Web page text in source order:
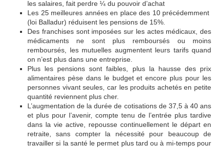
les salaires, fait perdre ¼ du pouvoir d’achat
Les 25 meilleures années en place des 10 précédemment
(loi Balladur) réduisent les pensions de 15%.
Des franchises sont imposées sur les actes médicaux, des
médicaments ne sont plus remboursés ou moins
remboursés, les mutuelles augmentent leurs tarifs quand
on n’est plus dans une entreprise.
Plus les pensions sont faibles, plus la hausse des prix
alimentaires pèse dans le budget et encore plus pour les
personnes vivant seules, car les produits achetés en petite
quantité reviennent plus cher.
L’augmentation de la durée de cotisations de 37,5 à 40 ans
et plus pour l’avenir, compte tenu de l’entrée plus tardive
dans la vie active, repousse continuellement le départ en
retraite, sans compter la nécessité pour beaucoup de
travailler si la santé le permet plus tard ou à mi-temps pour